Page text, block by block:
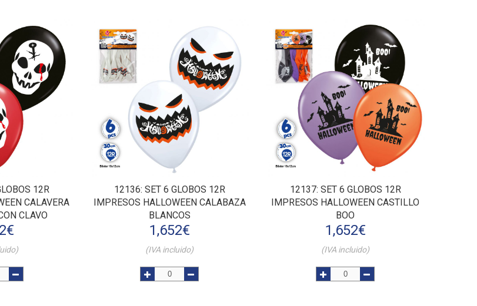
12R
CALAVERA
CLAVO
€
12136: SET 6 GLOBOS 12R
IMPRESOS HALLOWEEN CALABAZA
BLANCOS
1,652€
(IVA incluido)
12137: SET 6 GLOBOS 12R
IMPRESOS HALLOWEEN CASTILLO
BOO
1,652€
(IVA incluido)